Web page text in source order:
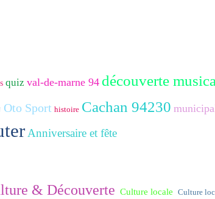
quiz val-de-marne 94 découverte
Oto Sport histoire Cachan 94230
Anniversaire et fête
& Découverte Culture locale Culture